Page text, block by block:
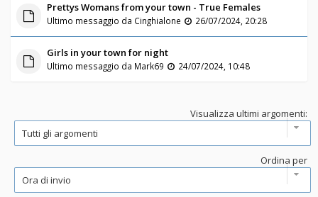
Prettys Womans from your town - True Females
Ultimo messaggio da Cinghialone 26/07/2024, 20:28
Girls in your town for night
Ultimo messaggio da Mark69 24/07/2024, 10:48
Visualizza ultimi argomenti:
Ordina per